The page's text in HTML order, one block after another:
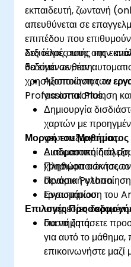
εκπαιδευτή, ζωντανή
απευθύνεται σε
επιπέδου που
δεξιότητές τους στην
δεδομένων, τον
χρησιμοποιώντας τα
Professional Plus.
Στο τέλος αυτής της
θα είναι σε θέση:
Αξιοποίηση των
για οπτικοποίηση
Δημιουργία
χαρτών με
γεωεπεξεργασίας.
Αυτοματοποίηση
χρησιμοποιώντας
σενάρια Python.
Ενσωμάτωση του
υπηρεσίες
συστήματα.
Μορφή του Μαθήματος
Διαδραστική
Πληθώρα ασκήσεων
Πρακτική
εργαστηρίου.
Επιλογές
Για να ζητήσετε
για αυτό το
επικοινωνήστε μαζί